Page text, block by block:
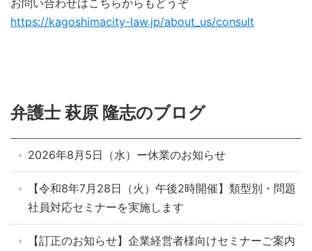
お問い合わせはこちらからもどうぞ
https://kagoshimacity-law.jp/about_us/consult
弁護士 萩原 隆志のブログ
2026年8月5日（水）ー休業のお知らせ
【令和8年7月28日（火）午後2時開催】類型別・問題
社員対応セミナーを実施します
【訂正のお知らせ】企業経営者様向けセミナーご案内